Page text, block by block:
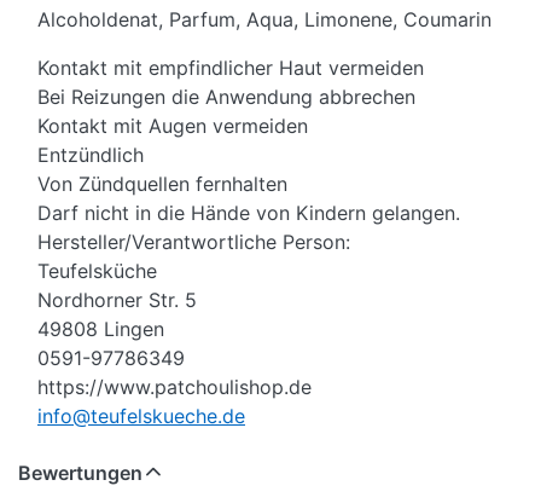
Alcoholdenat, Parfum, Aqua, Limonene, Coumarin
Kontakt mit empfindlicher Haut vermeiden
Bei Reizungen die Anwendung abbrechen
Kontakt mit Augen vermeiden
Entzündlich
Von Zündquellen fernhalten
Darf nicht in die Hände von Kindern gelangen.
Hersteller/Verantwortliche Person:
Teufelsküche
Nordhorner Str. 5
49808 Lingen
0591-97786349
https://www.patchoulishop.de
info@teufelskueche.de
Bewertungen